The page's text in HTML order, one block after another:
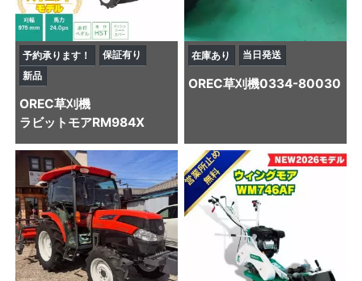
予約承ります！
保証有り
新品
OREC草刈機
ラビットモアRM984X
在庫あり 当日発送
OREC草刈機0334-80030